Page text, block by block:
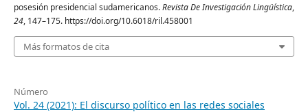
posesión presidencial sudamericanos.Revista De Investigación Lingüística,
24, 147–175. https://doi.org/10.6018/ril.458001
Más formatos de cita
Número
Vol. 24 (2021): El discurso político en las redes sociales